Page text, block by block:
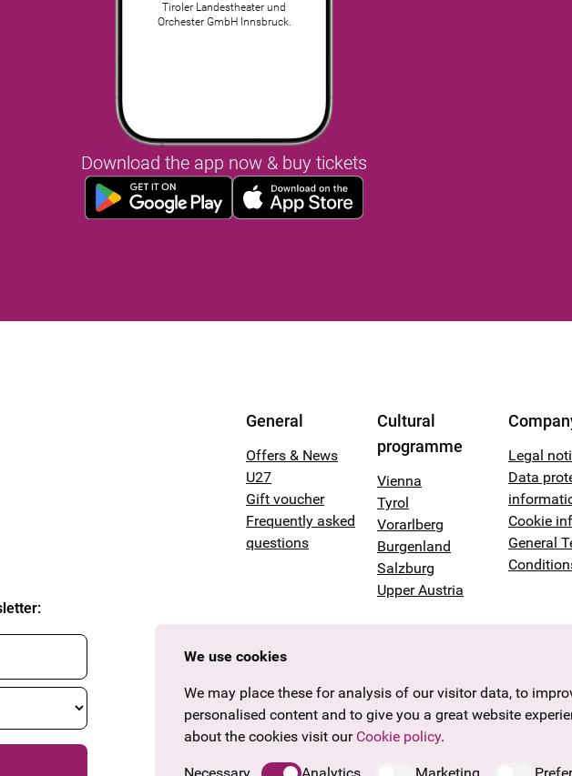
Tiroler Landestheater und
Orchester GmbH Innsbruck.
Download the app now & buy tickets
:
General
Offers & News
U27
Gift voucher
Frequently asked
questions
Cultural
programme
Vienna
Tyrol
Vorarlberg
Burgenland
Salzburg
Upper Austria
Legal
Data
Cookie
General
We use cookies
We may place these for analysis of our visitor data, to
personalised content and to give you a great website
about the cookies visit our Cookie policy.